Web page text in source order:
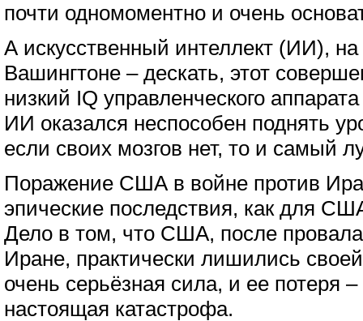
почти одномоментно и очень
А искусственный интеллект (ИИ),
Вашингтоне – дескать, этот
низкий IQ управленческого
ИИ оказался неспособен поднять
если своих мозгов нет, то и самый
Поражение США в войне против
эпические последствия, как для
Дело в том, что США, после
Иране, практически лишились
очень серьёзная сила, и ее потеря
настоящая катастрофа.